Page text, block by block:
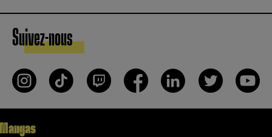
Suivez-nous
Mangas